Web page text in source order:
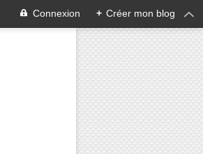
Connexion + Créer mon blog